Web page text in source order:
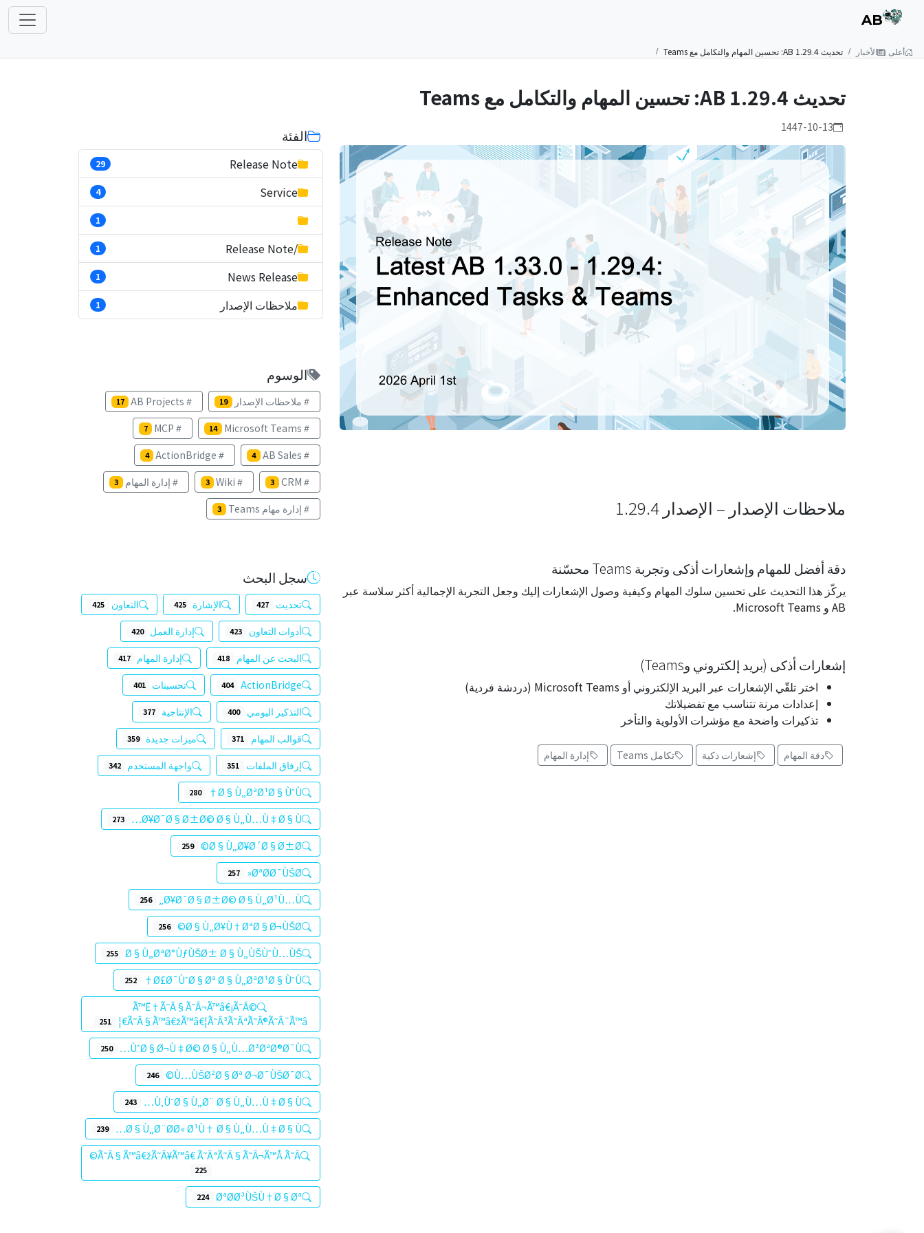
AB
أعلى الأخبار تحديث AB 1.29.4: تحسين المهام والتكامل مع Teams
تحديث AB 1.29.4: تحسين المهام والتكامل مع Teams
1447-10-13
ملاحظات الإصدار – الإصدار 1.29.4
دقة أفضل للمهام وإشعارات أذكى وتجربة Teams محسّنة
يركّز هذا التحديث على تحسين سلوك المهام وكيفية وصول الإشعارات إليك وجعل التجربة الإجمالية أكثر سلاسة عبر
AB و Microsoft Teams.
إشعارات أذكى (بريد إلكتروني وTeams)
اختر تلقّي الإشعارات عبر البريد الإلكتروني أو Microsoft Teams (دردشة فردية)
إعدادات مرنة تتناسب مع تفضيلاتك
تذكيرات واضحة مع مؤشرات الأولوية والتأخر
دقة المهام إشعارات ذكية تكامل Teams إدارة المهام
الفئة
Release Note
29
Service
4
1
/Release Note
1
News Release
1
ملاحظات الإصدار 1
الوسوم
ملاحظات الإصدار 19
AB Projects
17
Microsoft Teams
14
MCP
7
AB Sales
4
ActionBridge
4
CRM
3
Wiki
3 إدارة المهام 3
إدارة مهام Teams 3
سجل البحث
تحديث 427 الإشارة 425 التعاون 425
أدوات التعاون 423 إدارة العمل 420
البحث عن المهام 418 إدارة المهام 417
ActionBridge
404 تحسينات 401
التذكير اليومي 400 الإنتاجية 377
قوالب المهام 371 ميزات جديدة 359
إرفاق الملفات 351 واجهة المستخدم 342
Ø§Ù„ØªØ¹Ø§ÙˆÙ†
280
Ø¥Ø¯Ø§Ø±Ø© Ø§Ù„Ù…Ù‡Ø§Ù…
273
Ø§Ù„Ø¥Ø´Ø§Ø±Ø©
259
ØªØ­Ø¯ÙŠØ«
257
Ø¥Ø¯Ø§Ø±Ø© Ø§Ù„Ø¹Ù…Ù„
256
Ø§Ù„Ø¥Ù†ØªØ§Ø¬ÙŠØ©
256
Ø§Ù„ØªØ°ÙƒÙŠØ± Ø§Ù„ÙŠÙˆÙ…ÙŠ
255
Ø£Ø¯ÙˆØ§Øª Ø§Ù„ØªØ¹Ø§ÙˆÙ†
252
Ã™Ë†Ã˜Â§Ã˜Â¬Ã™â€¡Ã˜Â©
Ã˜Â§Ã™â€žÃ™â€¦Ã˜Â³Ã˜ÂªÃ˜Â®Ã˜Â¯Ã™â€¦
251
ÙˆØ§Ø¬Ù‡Ø© Ø§Ù„Ù…Ø³ØªØ®Ø¯Ù…
250
Ù…ÙŠØ²Ø§Øª Ø¬Ø¯ÙŠØ¯Ø©
246
Ù‚ÙˆØ§Ù„Ø¨ Ø§Ù„Ù…Ù‡Ø§Ù…
243
Ø§Ù„Ø¨Ø­Ø« Ø¹Ù† Ø§Ù„Ù…Ù‡Ø§Ù…
239
Ã˜Â§Ã™â€žÃ˜Â¥Ã™â€ Ã˜ÂªÃ˜Â§Ã˜Â¬Ã™Å Ã˜Â©
225
ØªØ­Ø³ÙŠÙ†Ø§Øª
224